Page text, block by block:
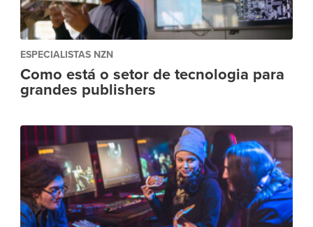
ESPECIALISTAS NZN
Como está o setor de tecnologia para
grandes publishers